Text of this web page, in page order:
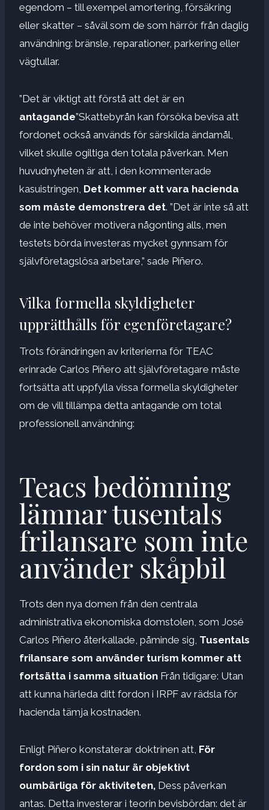
egendom – till exempel amortering, försäkring
eller skatter – såväl som de som härrör från daglig
användning: bränsle, reparationer, parkering eller
vägtullar.
”Det är viktigt att förstå att det är en
antagande”Skattebyrån kan försöka bevisa att
fordonet också används för särskilda ändamål,
vilket skulle ogiltiga den totala påverkan. Men
huvudnyheten är att, i den kommenterade
kasuistringen, Det kommer att vara hacienda
som måste demonstrera det. ”Det är inte så att
de inte behöver motivera någonting alls, men
testets börda investeras mycket gynnsam för
självföretagslösa arbetare,” sade Piñero.
Vilka formella skyldigheter
upprätthålls för egenföretagare?
Trots förändringen av kriterierna för TEAC
erinrade Carlos Piñero att självföretagare måste
fortsätta att uppfylla vissa formella skyldigheter
om de vill tillämpa detta antagande om total
professionell användning:
Teacs bedömning
lämnar tusentals
frilansare som inte
använder skåpbil
Trots den nya domen från den centrala
administrativa ekonomiska domstolen, som José
Carlos Piñero återkallade, påminde sig, Tusentals
frilansare som använder turism kommer att
fortsätta i samma situation Från tidigare: Utan
att kunna härleda ditt fordon i IRPF av rädsla för
hacienda tämja kostnaden.
Enligt Piñero konstaterar doktrinen att, För
fordon som i sin natur är objektivt
oumbärliga för aktiviteten, Dess påverkan
antas. Detta investerar i teorin bevisbördan: det är